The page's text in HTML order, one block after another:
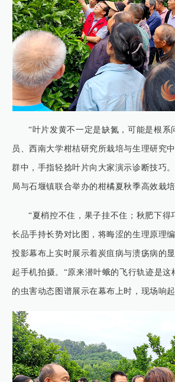
“叶片发黄不一定是缺氮，可能是根系
员、西南大学柑桔研究所栽培与生理研究
群中，手指轻捻叶片向大家演示诊断技巧
局与石堰镇联合举办的柑橘夏秋季高效栽培
“夏梢控不住，果子挂不住；秋肥下得
长品手持长势对比图，将晦涩的生理原理
投影幕布上实时展示着炭疽病与溃疡病的
起手机拍摄。“原来潜叶蛾的飞行轨迹是这
的虫害动态图谱展示在幕布上时，现场响起